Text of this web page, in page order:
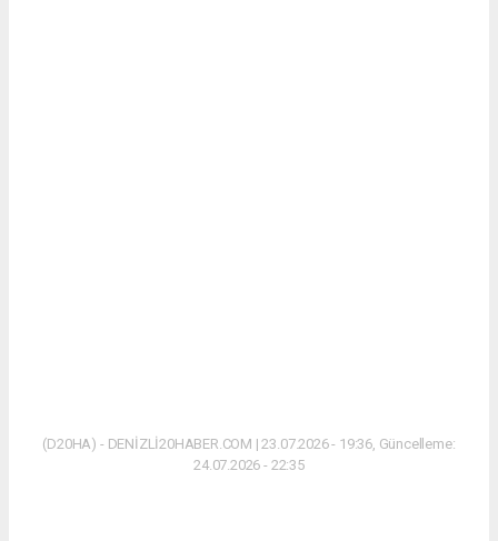
(D20HA) - DENİZLİ20HABER.COM | 23.07.2026 - 19:36, Güncelleme:
24.07.2026 - 22:35